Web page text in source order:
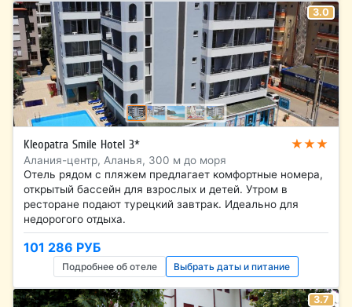
3.0
Kleopatra Smile Hotel 3* ★★★
Алания-центр, Аланья, 300 м до моря
Отель рядом с пляжем предлагает комфортные номера,
открытый бассейн для взрослых и детей. Утром в
ресторане подают турецкий завтрак. Идеально для
недорогого отдыха.
101 286 РУБ
Подробнее об отеле Выбрать даты и питание
3.7